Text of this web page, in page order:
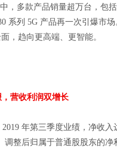
，多款产品销量超万台，包
系列 5G 产品再一次引爆市
，趋向更高端、更智能。
营收利润双增长
年第三季度业绩，净收
调整后归属于普通股股东的